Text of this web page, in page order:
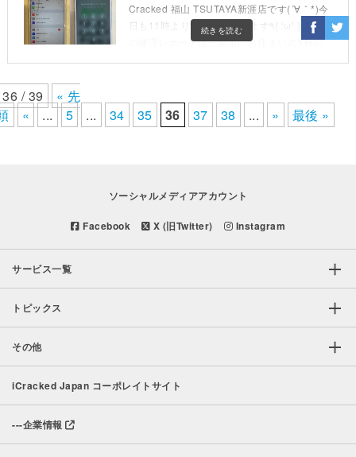
続きを読む
Cracked 福山 TSUTAYA新涯店です(´∀｀*)今
日も11時より営業しております٩( ‘ω’ )و今回
の修理レポートは三原市にお住まいのY様の
36 / 39
« 先
« ... 5 ... 34 35 36 37 38 ... » 最後 »
ソーシャルメディアアカウント
Facebook X (旧Twitter) Instagram
サービス一覧
トピックス
その他
iCracked Japan コーポレイトサイト
---企業情報